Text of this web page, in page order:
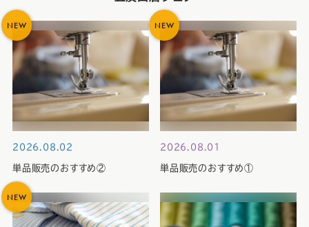
2026.08.02
単品販売のおすすめ②
NEW
2026.08.01
単品販売のおすすめ①
NEW
NEW